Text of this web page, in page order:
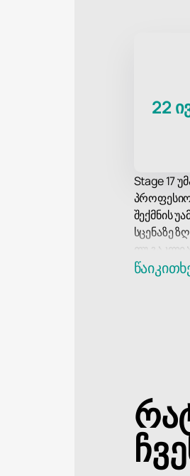
22
Stage 17
შექმნის
სცენაზე
თუ
ხარვეზს!